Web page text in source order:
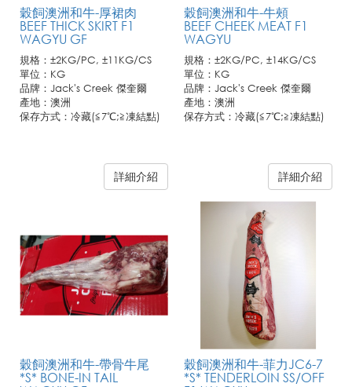
穀飼澳洲和牛-厚裙肉
BEEF THICK SKIRT F1
WAGYU GF
規格：±2KG/PC, ±11KG/CS
單位：KG
品牌：Jack's Creek 傑奎爾
產地：澳洲
保存方式：冷藏(≦7℃;≧凍結點)
詳細介紹
穀飼澳洲和牛-牛頰
BEEF CHEEK MEAT F1
WAGYU
規格：±2KG/PC, ±14KG/CS
單位：KG
品牌：Jack's Creek 傑奎爾
產地：澳洲
保存方式：冷藏(≦7℃;≧凍結點)
詳細介紹
穀飼澳洲和牛-帶骨牛尾
*S* BONE-IN TAIL
穀飼澳洲和牛-菲力JC6-7
*S* TENDERLOIN SS/OFF